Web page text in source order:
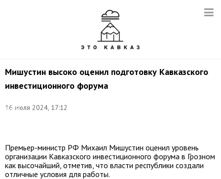
Мишустин высоко оценил подготовку Кавказского
инвестиционного форума
16 июля 2024, 17:12
Фото:
Премьер-министр РФ Михаил Мишустин оценил уровень
организации Кавказского инвестиционного форума в Грозном
как высочайший, отметив, что власти республики создали
отличные условия для работы.